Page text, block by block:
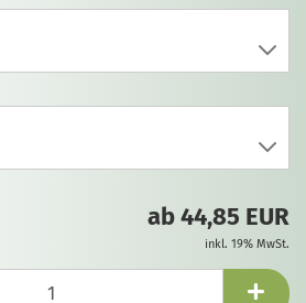
ab 44,85 EUR
inkl. 19% MwSt.